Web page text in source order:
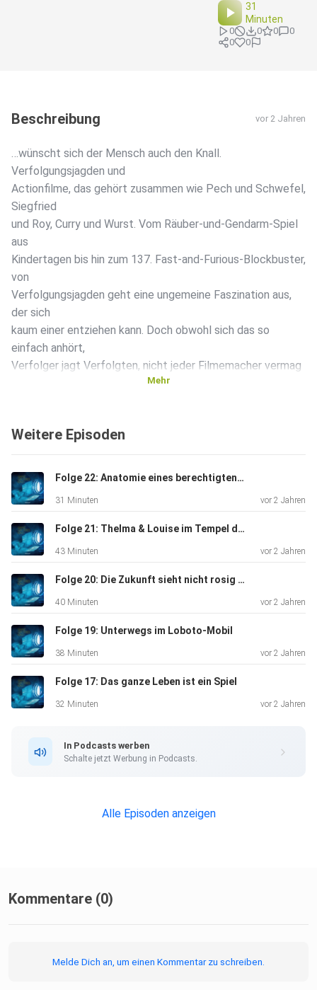
31
Minuten
0 0 0
0
0
0
Beschreibung vor 2 Jahren
…wünscht sich der Mensch auch den Knall.
Verfolgungsjagden und
Actionfilme, das gehört zusammen wie Pech und Schwefel,
Siegfried
und Roy, Curry und Wurst. Vom Räuber-und-Gendarm-Spiel
aus
Kindertagen bis hin zum 137. Fast-and-Furious-Blockbuster,
von
Verfolgungsjagden geht eine ungemeine Faszination aus,
der sich
kaum einer entziehen kann. Doch obwohl sich das so
einfach anhört,
Verfolger jagt Verfolgten, nicht jeder Filmemacher vermag
u.a. auf einige unserer persönlichen Highlights wie Ronin,
Fury Road, Leben und Sterben in LA und Die Bourne
Identität.
Mehr
Weitere Episoden
Folge 22: Anatomie eines berechtigten Zweifels
31 Minuten vor 2 Jahren
Folge 21: Thelma & Louise im Tempel des Todes
43 Minuten vor 2 Jahren
Folge 20: Die Zukunft sieht nicht rosig aus
40 Minuten vor 2 Jahren
Folge 19: Unterwegs im Loboto-Mobil
38 Minuten vor 2 Jahren
Folge 17: Das ganze Leben ist ein Spiel
32 Minuten vor 2 Jahren
In Podcasts werben
Schalte jetzt Werbung in Podcasts.
Alle Episoden anzeigen
Kommentare (0)
Melde Dich an, um einen Kommentar zu schreiben.